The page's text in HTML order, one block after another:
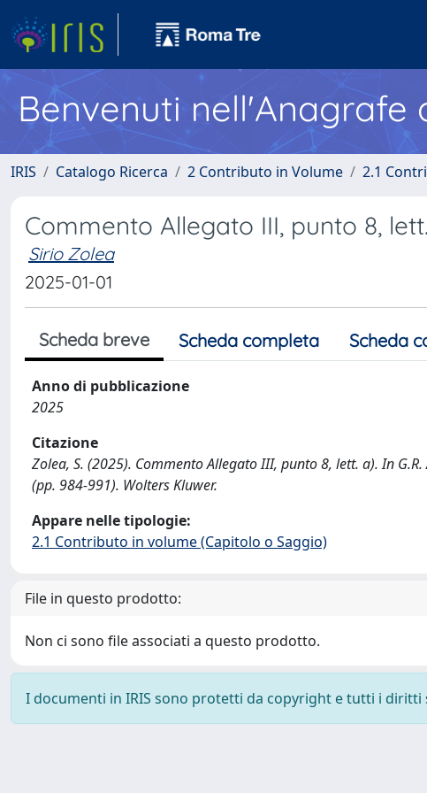
Benvenuti nell'Anagrafe
IRIS Catalogo Ricerca 2 Contributo in Volume 2.1
Commento Allegato III, punto 8,
Sirio Zolea
2025-01-01
Scheda breve Scheda completa Scheda
Anno di pubblicazione
2025
Citazione
Zolea, S. (2025). Commento Allegato III, punto 8, lett. a). In
(pp. 984-991). Wolters Kluwer.
Appare nelle tipologie:
2.1 Contributo in volume (Capitolo o Saggio)
File in questo prodotto:
Non ci sono file associati a questo prodotto.
I documenti in IRIS sono protetti da copyright e tutti i diritti